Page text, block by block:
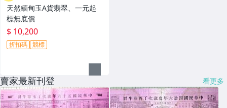
天然緬甸玉A貨翡翠、一元起
標無底價
$ 10,200
折扣碼 競標
賣家最新刊登 看更多